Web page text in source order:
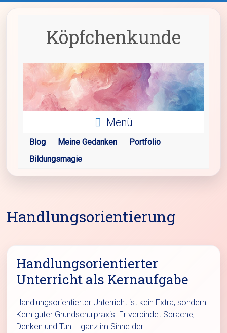
Köpfchenkunde
Menü
Blog Meine Gedanken
Portfolio
Bildungsmagie
Handlungsorientierung
Handlungsorientierter
Unterricht als Kernaufgabe
Handlungsorientierter Unterricht ist kein Extra, sondern
Kern guter Grundschulpraxis. Er verbindet Sprache,
Denken und Tun – ganz im Sinne der